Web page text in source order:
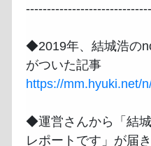
◆2019年、結城浩の
https://mm.hyuki.net/
◆運営さんから「結